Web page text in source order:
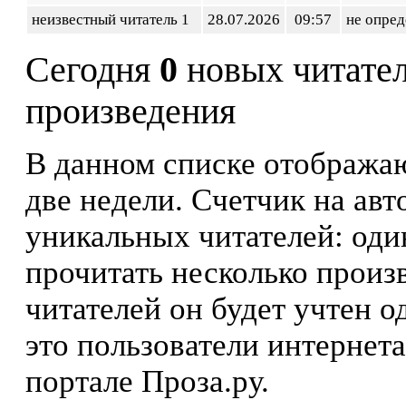
неизвестный читатель 1
28.07.2026 09:57 не
Сегодня 0 новых
произведения
В данном списке
две недели. Счетчик на
уникальных читателей:
прочитать несколько
читателей он будет учтен
это пользователи
портале Проза.ру.